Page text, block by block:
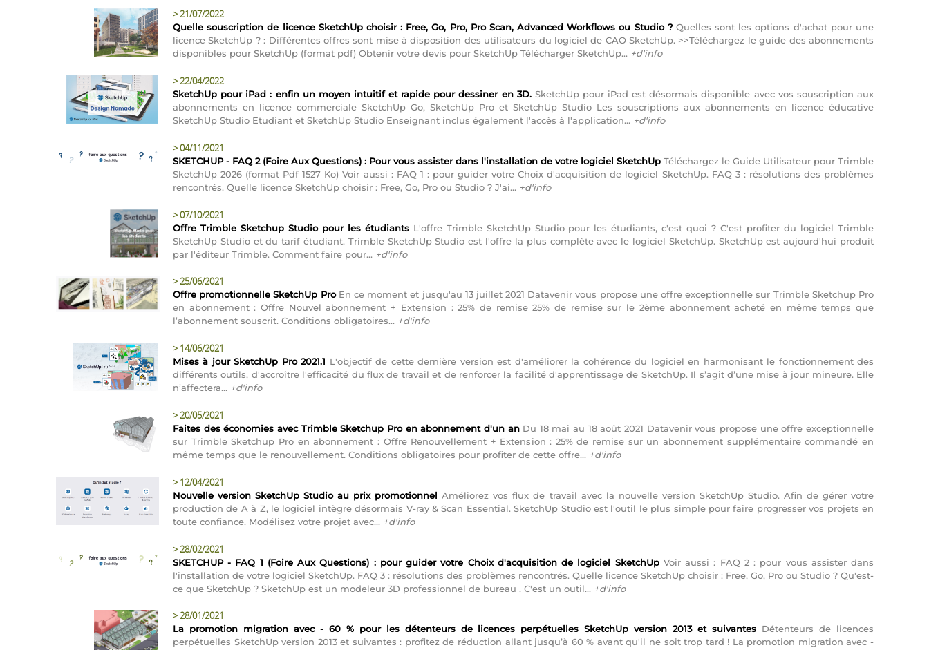
>21/07/2022
Quelle souscription de licence SketchUp choisir : Free, Go, Pro, Pro Scan, Advanced Workflows ou Studio ?Quelles sont les options d'achat pour une
licence SketchUp ? : Différentes offres sont mise à disposition des utilisateurs du logiciel de CAO SketchUp. >>Téléchargez le guide des abonnements
disponibles pour SketchUp (format pdf) Obtenir votre devis pour SketchUp Télécharger SketchUp... +d'info
>22/04/2022
SketchUp pour iPad : enfin un moyen intuitif et rapide pour dessiner en 3D.SketchUp pour iPad est désormais disponible avec vos souscription aux
abonnements en licence commerciale SketchUp Go, SketchUp Pro et SketchUp Studio Les souscriptions aux abonnements en licence éducative
SketchUp Studio Etudiant et SketchUp Studio Enseignant inclus également l'accès à l'application... +d'info
>04/11/2021
SKETCHUP - FAQ 2 (Foire Aux Questions) : Pour vous assister dans l'installation de votre logiciel SketchUp Téléchargez le Guide Utilisateur pour Trimble
SketchUp 2026 (format Pdf 1527 Ko) Voir aussi : FAQ 1 : pour guider votre Choix d'acquisition de logiciel SketchUp. FAQ 3 : résolutions des problèmes
rencontrés. Quelle licence SketchUp choisir : Free, Go, Pro ou Studio ? J'ai... +d'info
>07/10/2021
Offre Trimble Sketchup Studio pour les étudiantsL'offre Trimble SketchUp Studio pour les étudiants, c'est quoi ? C'est profiter du logiciel Trimble
SketchUp Studio et du tarif étudiant. Trimble SketchUp Studio est l'offre la plus complète avec le logiciel SketchUp. SketchUp est aujourd'hui produit
par l'éditeur Trimble. Comment faire pour... +d'info
>25/06/2021
Offre promotionnelle SketchUp ProEn ce moment et jusqu'au 13 juillet 2021 Datavenir vous propose une offre exceptionnelle sur Trimble Sketchup Pro
en abonnement : Offre Nouvel abonnement + Extension : 25% de remise 25% de remise sur le 2ème abonnement acheté en même temps que
l’abonnement souscrit. Conditions obligatoires... +d'info
> 14/06/2021
Mises à jour SketchUp Pro 2021.1 L'objectif de cette dernière version est d'améliorer la cohérence du logiciel en harmonisant le fonctionnement des
différents outils, d'accroître l'efficacité du flux de travail et de renforcer la facilité d'apprentissage de SketchUp. Il s’agit d’une mise à jour mineure. Elle
n’affectera... +d'info
>20/05/2021
Faites des économies avec Trimble Sketchup Pro en abonnement d'un anDu 18 mai au 18 août 2021 Datavenir vous propose une offre exceptionnelle
sur Trimble Sketchup Pro en abonnement : Offre Renouvellement + Extension : 25% de remise sur un abonnement supplémentaire commandé en
même temps que le renouvellement. Conditions obligatoires pour profiter de cette offre... +d'info
> 12/04/2021
Nouvelle version SketchUp Studio au prix promotionnel Améliorez vos flux de travail avec la nouvelle version SketchUp Studio. Afin de gérer votre
production de A à Z, le logiciel intègre désormais V-ray & Scan Essential. SketchUp Studio est l'outil le plus simple pour faire progresser vos projets en
toute confiance. Modélisez votre projet avec... +d'info
>28/02/2021
SKETCHUP - FAQ 1 (Foire Aux Questions) : pour guider votre Choix d'acquisition de logiciel SketchUpVoir aussi : FAQ 2 : pour vous assister dans
l'installation de votre logiciel SketchUp. FAQ 3 : résolutions des problèmes rencontrés. Quelle licence SketchUp choisir : Free, Go, Pro ou Studio ? Qu'est-
ce que SketchUp ? SketchUp est un modeleur 3D professionnel de bureau . C'est un outil... +d'info
>28/01/2021
La promotion migration avec - 60 % pour les détenteurs de licences perpétuelles SketchUp version 2013 et suivantes Détenteurs de licences
perpétuelles SketchUp version 2013 et suivantes : profitez de réduction allant jusqu’à 60 % avant qu'il ne soit trop tard ! La promotion migration avec -